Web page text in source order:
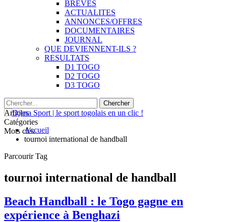
BREVES
ACTUALITES
ANNONCES/OFFRES
DOCUMENTAIRES
JOURNAL
QUE DEVIENNENT-ILS ?
RESULTATS
D1 TOGO
D2 TOGO
D3 TOGO
Articles
Catégories
Mots clésAccueil
tournoi international de handball
Parcourir Tag
tournoi international de handball
Beach Handball : le Togo gagne en
expérience à Benghazi